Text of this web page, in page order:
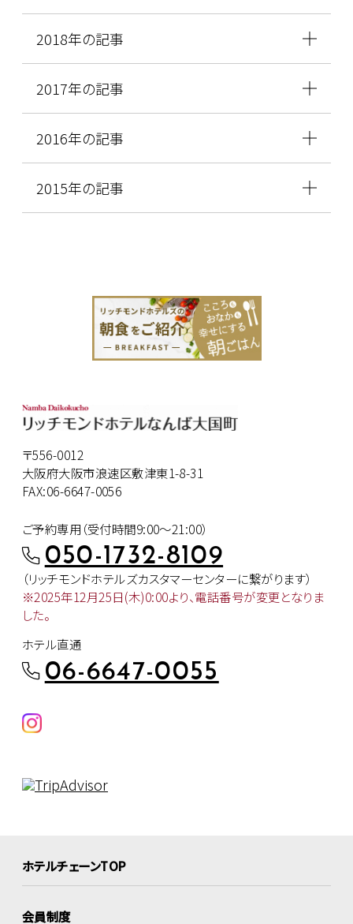
2018年の記事
2017年の記事
2016年の記事
2015年の記事
〒556-0012
大阪府大阪市浪速区敷津東1-8-31
FAX:06-6647-0056
ご予約専用（受付時間9:00～21:00）
050-1732-8109
（リッチモンドホテルズカスタマーセンターに繋がります）
※2025年12月25日(木)0:00より、電話番号が変更となりま
した。
ホテル直通
06-6647-0055
ホテルチェーンTOP
会員制度